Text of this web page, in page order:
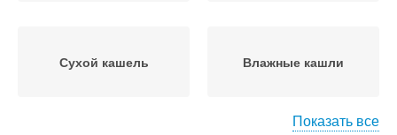
Сухой кашель Влажные кашли
Показать все